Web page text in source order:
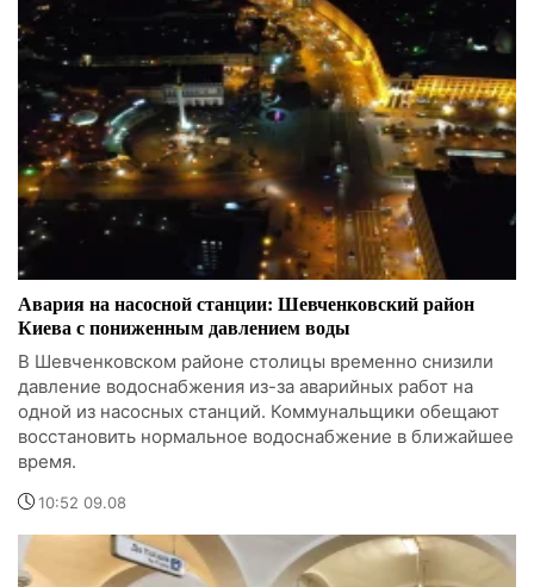
Авария на насосной станции: Шевченковский район
Киева с пониженным давлением воды
В Шевченковском районе столицы временно снизили
давление водоснабжения из-за аварийных работ на
одной из насосных станций. Коммунальщики обещают
восстановить нормальное водоснабжение в ближайшее
время.
10:52 09.08